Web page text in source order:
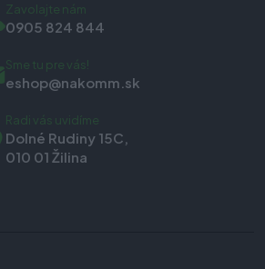
Zavolajte nám
0905 824 844
Sme tu pre vás!
eshop@nakomm.sk
Radi vás uvidíme
Dolné Rudiny 15C,
010 01 Žilina